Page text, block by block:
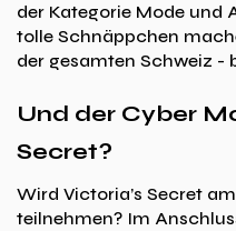
der Kategorie Mode und
tolle Schnäppchen
der gesamten Schweiz -
Und der Cyber
Secret?
Wird Victoria’s Secret am
teilnehmen? Im